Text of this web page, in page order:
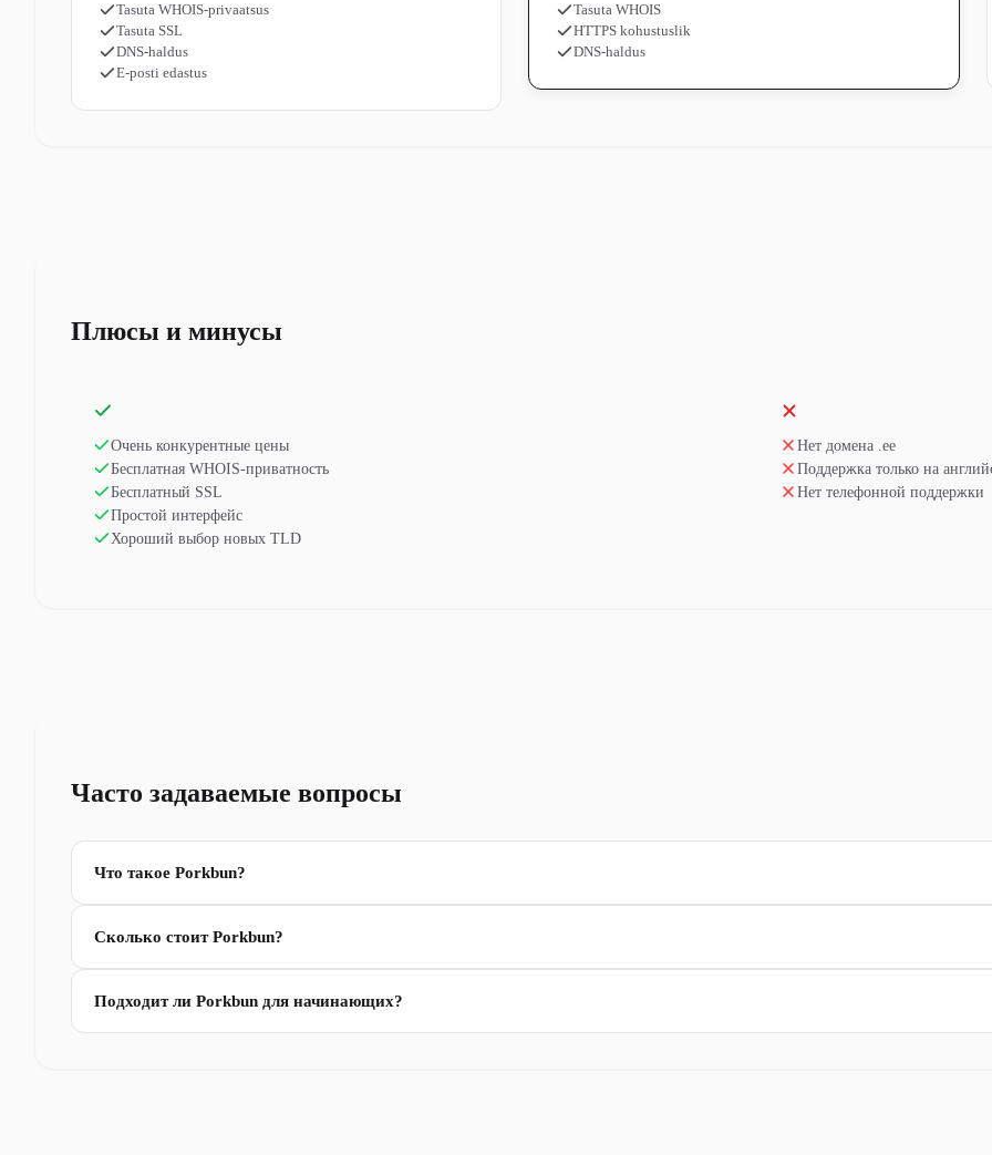
Tasuta WHOIS-privaatsus
Tasuta SSL
DNS-haldus
E-posti edastus
Tasuta WHOIS
HTTPS kohustuslik
DNS-haldus
Плюсы и минусы
Очень конкурентные цены
Бесплатная WHOIS-приватность
Бесплатный SSL
Простой интерфейс
Хороший выбор новых TLD
Нет домена .ee
Поддержка только на
Нет телефонной поддержки
Часто задаваемые вопросы
Что такое Porkbun?
Сколько стоит Porkbun?
Подходит ли Porkbun для начинающих?